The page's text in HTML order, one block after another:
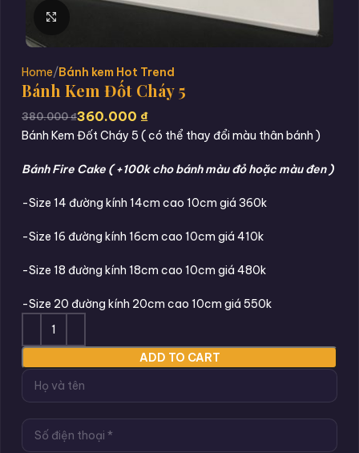
Home Bánh kem Hot Trend
Bánh Kem Đốt Cháy 5
380.000₫360.000 ₫
Bánh Kem Đốt Cháy 5 ( có thể thay đổi màu thân bánh )
Bánh Fire Cake ( +100k cho bánh màu đỏ hoặc màu đen )
-Size 14 đường kính 14cm cao 10cm giá 360k
-Size 16 đường kính 16cm cao 10cm giá 410k
-Size 18 đường kính 18cm cao 10cm giá 480k
-Size 20 đường kính 20cm cao 10cm giá 550k
ADD TO CART